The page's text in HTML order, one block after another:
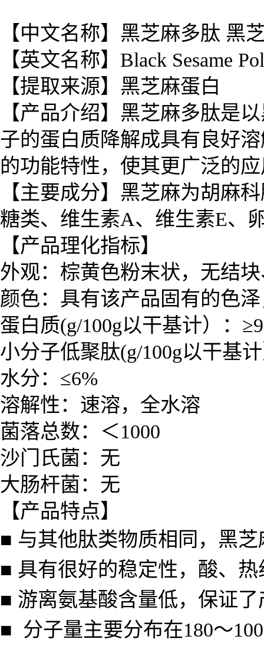
【中文名称】黑芝麻多肽 黑
【英文名称】Black Sesame
【提取来源】 黑芝麻蛋白
【产品介绍】黑芝麻多肽是
子的蛋白质降解成具有良好
的功能特性，使其更广泛的
【主要成分】黑芝麻为胡麻
糖类、维生素A、维生素E、
【产品理化指标】
外观：棕黄色粉末状，无结
颜色：具有该产品固有的色
蛋白质(g/100g以干基计） ： ≥
小分子低聚肽(g/100g以干基
水分：≤6%
溶解性：速溶， 全水溶
菌落总数：＜1000
沙门氏菌：无
大肠杆菌：无
【产品特点】
■ 与其他肽类物质相同，黑
■ 具有很好的稳定性，酸、
■ 游离氨基酸含量低，保证
■ 分子量主要分布在180～